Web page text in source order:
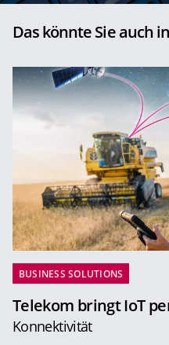
Das könnte Sie auch
BUSINESS SOLUTIONS
Telekom bringt IoT
Konnektivität